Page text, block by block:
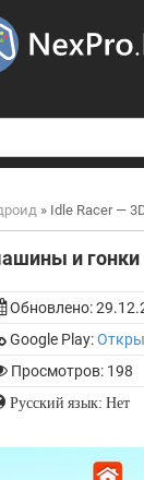
о
и
к
» Idle Racer —
и гонки
Обновлено:
Google Play:
Просмотров: 198
Русский язык: Нет